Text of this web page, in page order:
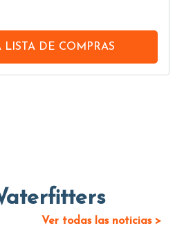
LISTA DE COMPRAS
Ver todas las noticias >